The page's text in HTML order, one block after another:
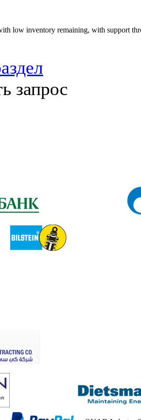
low inventory remaining, with support
запрос